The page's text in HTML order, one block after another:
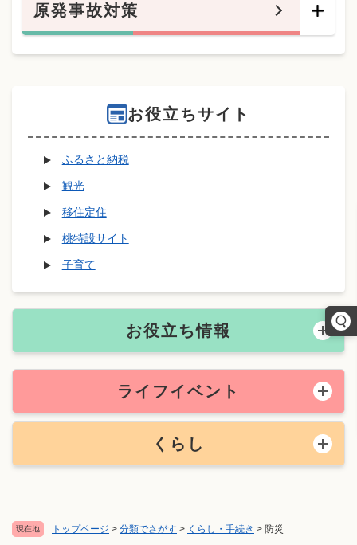
現在地 トップページ > 分類でさがす > くらし・手続き > 防災
原発事故対策
お役立ちサイト
ふるさと納税
観光
移住定住
桃特設サイト
子育て
お役立ち情報
ライフイベント
くらし